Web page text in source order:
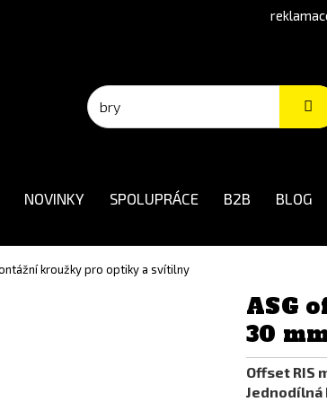
NOVINKY SPOLUPRÁCE B2B BLOG
kroužky pro optiky a svítilny
ASG
30
Offset RIS
Jednodílná